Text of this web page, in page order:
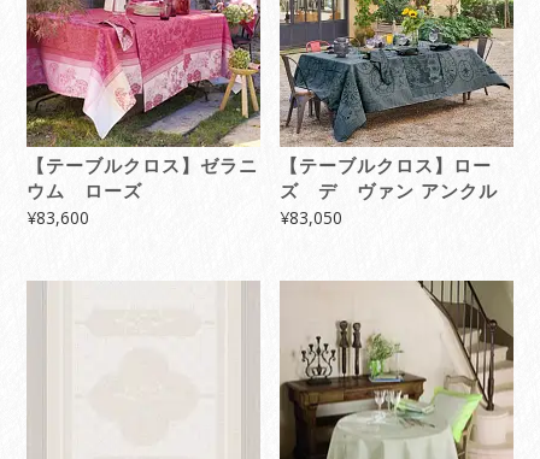
【テーブルクロス】ゼラニ
ウム ローズ
¥83,600
【テーブルクロス】ロー
ズ デ ヴァン アンクル
¥83,050